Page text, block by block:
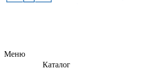
Меню
Каталог